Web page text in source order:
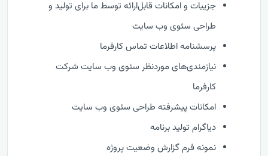
جزییات و امکانات قابل‌ارائه توسط ما برای تولید و
طراحی سئوی وب سایت
پرسشنامه اطلاعات تماس کارفرما
نیازمندی‌های موردنظر سئوی وب سایت شرکت
کارفرما
امکانات پیشرفته طراحی سئوی وب سایت
دیاگرام تولید برنامه
نمونه فرم گزارش وضعيت پروژه